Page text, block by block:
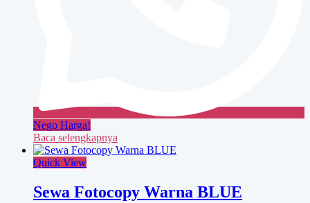
Nego Harga!
Baca selengkapnya
Quick View
Sewa Fotocopy Warna BLUE